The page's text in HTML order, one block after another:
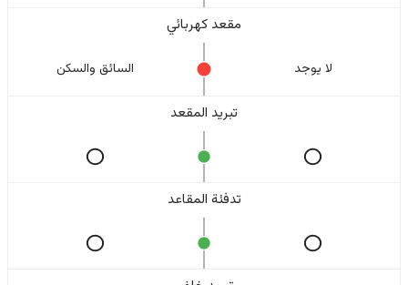
مقعد كهربائي
لا یوجد السائق والسکن
تبريد المقعد
تدفئة المقاعد